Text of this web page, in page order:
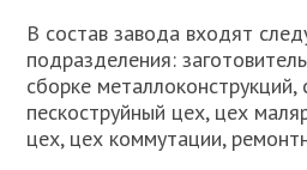
В состав завода входят
подразделения:
сборке металлоконструкций,
пескоструйный цех, цех
цех, цех коммутации,